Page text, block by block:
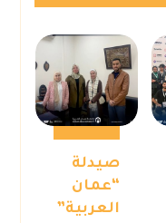
صيدلة
“عمان
العربية”